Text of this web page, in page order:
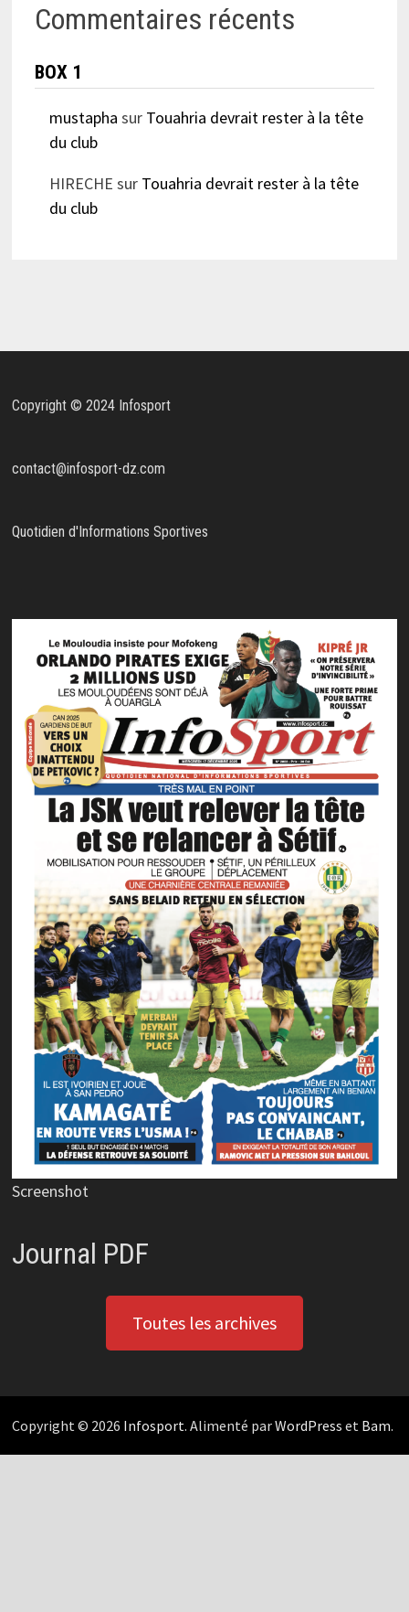
Commentaires récents
BOX 1
mustapha sur Touahria devrait rester à la tête
du club
HIRECHE sur Touahria devrait rester à la tête
du club
Copyright © 2024 Infosport
contact@infosport-dz.com
Quotidien d'Informations Sportives
Screenshot
Journal PDF
Toutes les archives
Copyright © 2026 Infosport. Alimenté parWordPress et Bam.